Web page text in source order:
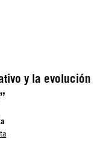
y la evolución